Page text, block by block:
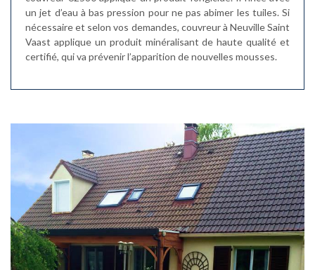
un jet d’eau à bas pression pour ne pas abimer les tuiles. Si
nécessaire et selon vos demandes, couvreur à Neuville Saint
Vaast applique un produit minéralisant de haute qualité et
certifié, qui va prévenir l’apparition de nouvelles mousses.